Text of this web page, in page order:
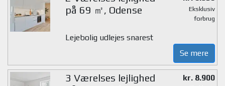
på 69 ㎡, Odense
Eksklusiv
forbrug
Lejebolig udlejes snarest
Se mere
3 Værelses lejlighed
kr. 8.900